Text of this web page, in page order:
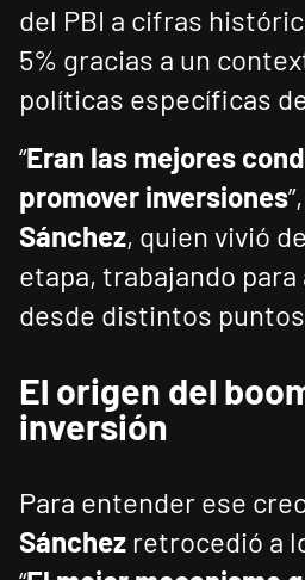
del PBI a cifras
5% gracias a un
políticas específicas
“Eran las mejores
promover inversiones
Sánchez, quien vivió
etapa, trabajando
desde distintos
El origen del
inversión
Para entender ese
Sánchez retrocedió a